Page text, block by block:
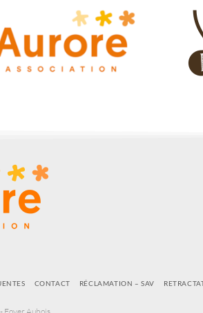
CONTACT RÉCLAMATION – SAV